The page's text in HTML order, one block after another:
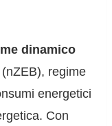
dinamico
regime
energetici
Con